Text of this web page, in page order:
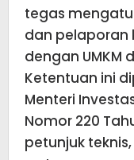
tegas
dan pelaporan
dengan UMKM
Ketentuan ini
Menteri
Nomor 220
petunjuk